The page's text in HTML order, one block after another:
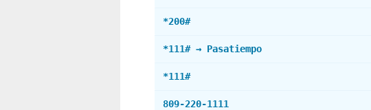
*200#
*111# → Pasatiempo
*111#
809-220-1111